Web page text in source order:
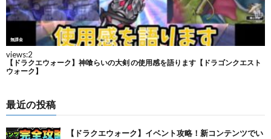
最近の投稿
【ドラクエウォーク】イベント攻略！新コンテンツでい